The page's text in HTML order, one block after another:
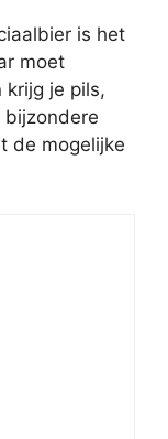
is het
moet
krijg je pils,
bijzondere
de mogelijke